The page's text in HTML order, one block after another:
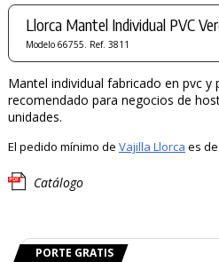
Llorca Mantel Individual PVC
Modelo 66755. Ref. 3811
Mantel individual fabricado en pvc y
recomendado para negocios de
unidades.
El pedido mínimo de Vajilla Llorca es
Catálogo
PORTE GRATIS